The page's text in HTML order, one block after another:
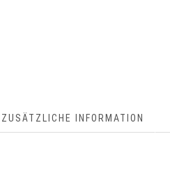
ZUSÄTZLICHE INFORMATION